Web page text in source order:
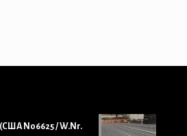
N06625 / W.Nr.